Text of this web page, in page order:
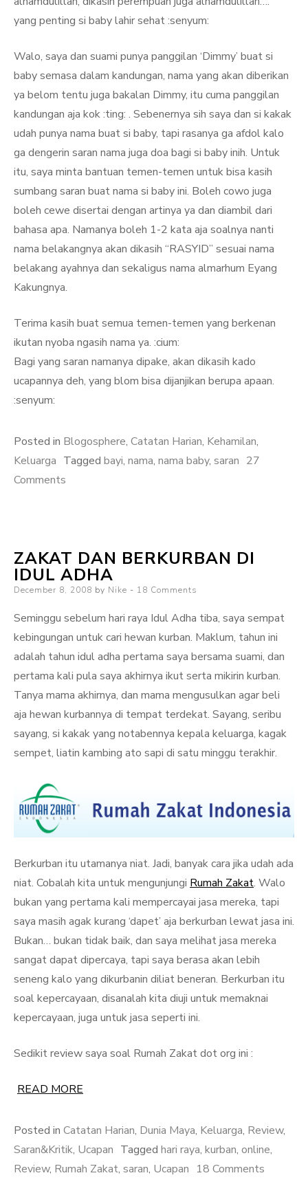
yang penting si baby lahir sehat :senyum:
Walo, saya dan suami punya panggilan ‘Dimmy’ buat si
baby semasa dalam kandungan, nama yang akan diberikan
ya belom tentu juga bakalan Dimmy, itu cuma panggilan
kandungan aja kok :ting: . Sebenernya sih saya dan si kakak
udah punya nama buat si baby, tapi rasanya ga afdol kalo
ga dengerin saran nama juga doa bagi si baby inih. Untuk
itu, saya minta bantuan temen-temen untuk bisa kasih
sumbang saran buat nama si baby ini. Boleh cowo juga
boleh cewe disertai dengan artinya ya dan diambil dari
bahasa apa. Namanya boleh 1-2 kata aja soalnya nanti
nama belakangnya akan dikasih “RASYID” sesuai nama
belakang ayahnya dan sekaligus nama almarhum Eyang
Kakungnya.
Terima kasih buat semua temen-temen yang berkenan
ikutan nyoba ngasih nama ya. :cium:
Bagi yang saran namanya dipake, akan dikasih kado
ucapannya deh, yang blom bisa dijanjikan berupa apaan.
:senyum:
Posted in Blogosphere, Catatan Harian, Kehamilan,
Keluarga Tagged bayi, nama, nama baby, saran 27
Comments
Baby
ZAKAT DAN BERKURBAN DI
IDUL ADHA
Posted
December 8, 2008 by Nike 18 Comments
Seminggu sebelum hari raya Idul Adha tiba, saya sempat
kebingungan untuk cari hewan kurban. Maklum, tahun ini
adalah tahun idul adha pertama saya bersama suami, dan
pertama kali pula saya akhirnya ikut serta mikirin kurban.
Tanya mama akhirnya, dan mama mengusulkan agar beli
aja hewan kurbannya di tempat terdekat. Sayang, seribu
sayang, si kakak yang notabennya kepala keluarga, kagak
sempet, liatin kambing ato sapi di satu minggu terakhir.
Berkurban itu utamanya niat. Jadi, banyak cara jika udah ada
niat. Cobalah kita untuk mengunjungi Rumah Zakat. Walo
bukan yang pertama kali mempercayai jasa mereka, tapi
saya masih agak kurang ‘dapet’ aja berkurban lewat jasa ini.
Bukan… bukan tidak baik, dan saya melihat jasa mereka
sangat dapat dipercaya, tapi saya berasa akan lebih
seneng kalo yang dikurbanin diliat beneran. Berkurban itu
soal kepercayaan, disanalah kita diuji untuk memaknai
kepercayaan, juga untuk jasa seperti ini.
Sedikit review saya soal Rumah Zakat dot org ini :
READ MORE
Posted in Catatan Harian, Dunia Maya, Keluarga, Review,
Saran&Kritik, Ucapan Tagged hari raya, kurban, online,
Review, Rumah Zakat, saran, Ucapan 18 Comments